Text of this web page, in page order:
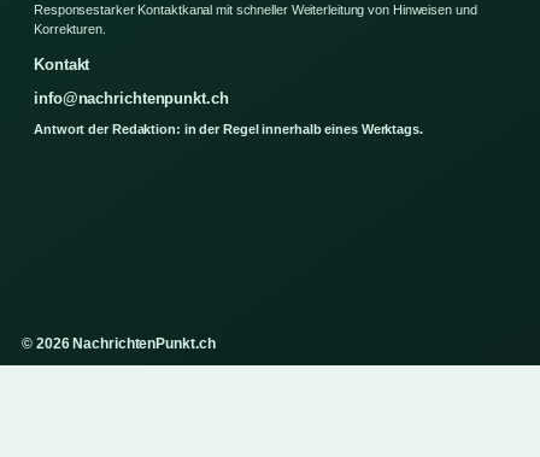
Responsestarker Kontaktkanal mit schneller Weiterleitung von Hinweisen und
Korrekturen.
Kontakt
info@nachrichtenpunkt.ch
Antwort der Redaktion: in der Regel innerhalb eines Werktags.
© 2026 NachrichtenPunkt.ch